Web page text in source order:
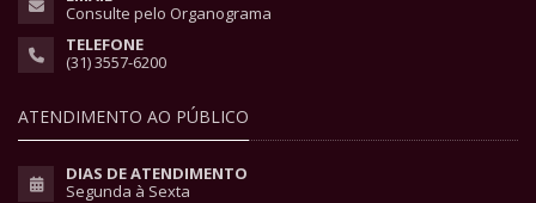
Consulte pelo Organograma
TELEFONE
(31) 3557-6200
ATENDIMENTO AO PÚBLICO
DIAS DE ATENDIMENTO
Segunda à Sexta